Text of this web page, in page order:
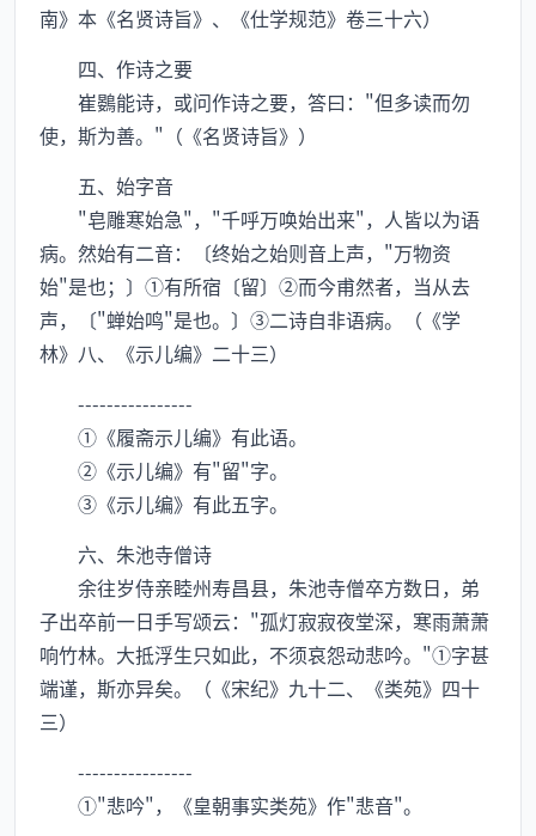
南》本《名贤诗旨》、《仕学规范》卷三十六）
四、作诗之要
崔鷃能诗，或问作诗之要，答曰："但多读而勿
使，斯为善。"（《名贤诗旨》）
五、始字音
"皂雕寒始急"，"千呼万唤始出来"，人皆以为语
病。然始有二音：〔终始之始则音上声，"万物资
始"是也；〕①有所宿〔留〕②而今甫然者，当从去
声，〔"蝉始鸣"是也。〕③二诗自非语病。（《学
林》八、《示儿编》二十三）
----------------
①《履斋示儿编》有此语。
②《示儿编》有"留"字。
③《示儿编》有此五字。
六、朱池寺僧诗
余往岁侍亲睦州寿昌县，朱池寺僧卒方数日，弟
子出卒前一日手写颂云："孤灯寂寂夜堂深，寒雨萧萧
响竹林。大抵浮生只如此，不须哀怨动悲吟。"①字甚
端谨，斯亦异矣。（《宋纪》九十二、《类苑》四十
三）
----------------
①"悲吟"，《皇朝事实类苑》作"悲音"。